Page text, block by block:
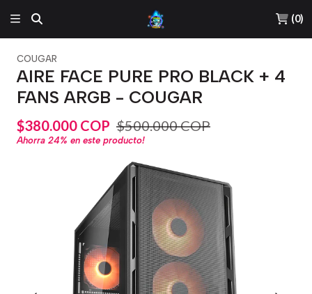
(0)
COUGAR
AIRE FACE PURE PRO BLACK + 4
FANS ARGB - COUGAR
$380.000 COP $500.000 COP
Ahorra 24% en este producto!